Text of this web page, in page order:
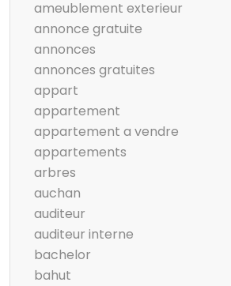
ameublement exterieur
annonce gratuite
annonces
annonces gratuites
appart
appartement
appartement a vendre
appartements
arbres
auchan
auditeur
auditeur interne
bachelor
bahut